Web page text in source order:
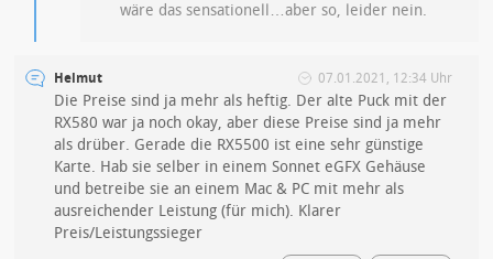
wäre das sensationell…aber so, leider nein.
Helmut 07.01.2021, 12:34 Uhr
Die Preise sind ja mehr als heftig. Der alte Puck mit der
RX580 war ja noch okay, aber diese Preise sind ja mehr
als drüber. Gerade die RX5500 ist eine sehr günstige
Karte. Hab sie selber in einem Sonnet eGFX Gehäuse
und betreibe sie an einem Mac & PC mit mehr als
ausreichender Leistung (für mich). Klarer
Preis/Leistungssieger